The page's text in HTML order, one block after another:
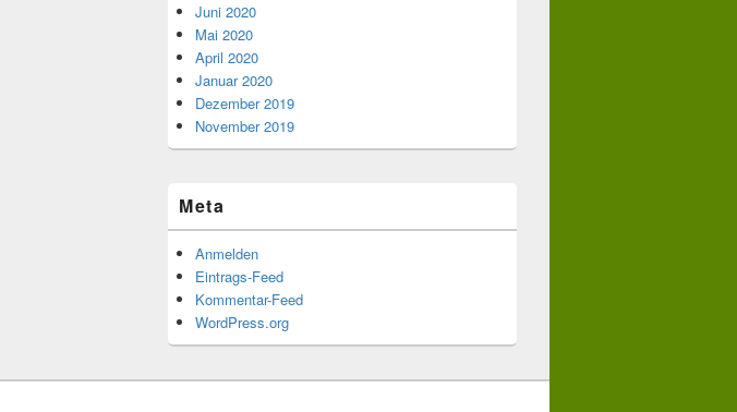
Juni 2020
Mai 2020
April 2020
Januar 2020
Dezember 2019
November 2019
Meta
Anmelden
Eintrags-Feed
Kommentar-Feed
WordPress.org